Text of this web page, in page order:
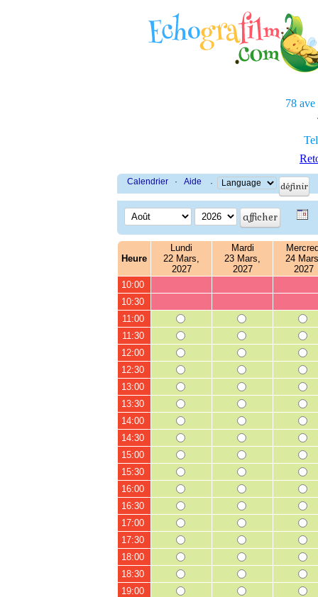
78 ave
Calendrier · Aide ·
Heure
Lundi
22 Mars,
2027
Mardi
23 Mars,
2027
24
2027
10:00
10:30
11:00
11:30
12:00
12:30
13:00
13:30
14:00
14:30
15:00
15:30
16:00
16:30
17:00
17:30
18:00
18:30
19:00